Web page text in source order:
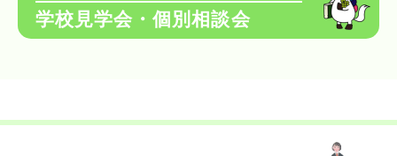
学校見学会・個別相談会